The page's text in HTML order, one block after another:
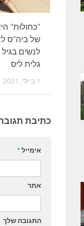
"כחולות"
של ביה"ס
לנשים
גלית ליס
1 ביולי, 2021
כתיבת
אימייל*
אתר
התגובה שלך